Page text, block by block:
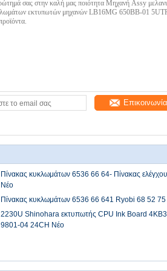
Επικοινωνία
Πίνακας κυκλωμάτων 6536 66 64- Πίνακας
Νέο
Πίνακας κυκλωμάτων 6536 66 641 Ryobi 68 52 75
2230U Shinohara εκτυπωτής CPU Ink Board
9801-04 24CH Νέο